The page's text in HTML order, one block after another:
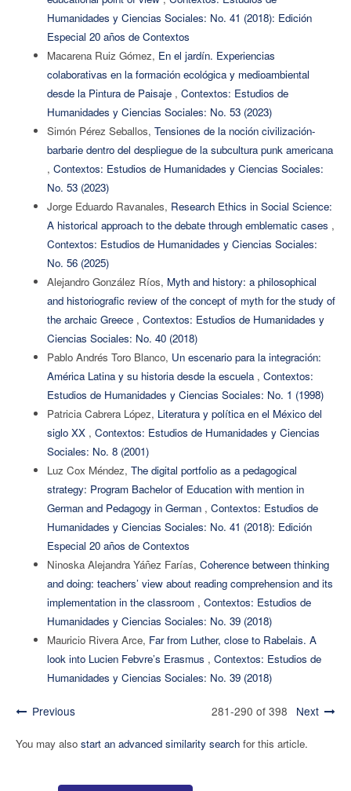
Humanidades y Ciencias Sociales: No. 41 (2018): Edición
Especial 20 años de Contextos
Macarena Ruiz Gómez, En el jardín. Experiencias
colaborativas en la formación ecológica y medioambiental
desde la Pintura de Paisaje , Contextos: Estudios de
Humanidades y Ciencias Sociales: No. 53 (2023)
Simón Pérez Seballos, Tensiones de la noción civilización-
barbarie dentro del despliegue de la subcultura punk americana
, Contextos: Estudios de Humanidades y Ciencias Sociales:
No. 53 (2023)
Jorge Eduardo Ravanales, Research Ethics in Social Science:
A historical approach to the debate through emblematic cases ,
Contextos: Estudios de Humanidades y Ciencias Sociales:
No. 56 (2025)
Alejandro González Ríos, Myth and history: a philosophical
and historiografic review of the concept of myth for the study of
the archaic Greece , Contextos: Estudios de Humanidades y
Ciencias Sociales: No. 40 (2018)
Pablo Andrés Toro Blanco, Un escenario para la integración:
América Latina y su historia desde la escuela , Contextos:
Estudios de Humanidades y Ciencias Sociales: No. 1 (1998)
Patricia Cabrera López, Literatura y política en el México del
siglo XX , Contextos: Estudios de Humanidades y Ciencias
Sociales: No. 8 (2001)
Luz Cox Méndez, The digital portfolio as a pedagogical
strategy: Program Bachelor of Education with mention in
German and Pedagogy in German , Contextos: Estudios de
Humanidades y Ciencias Sociales: No. 41 (2018): Edición
Especial 20 años de Contextos
Ninoska Alejandra Yáñez Farías, Coherence between thinking
and doing: teachers’ view about reading comprehension and its
implementation in the classroom , Contextos: Estudios de
Humanidades y Ciencias Sociales: No. 39 (2018)
Mauricio Rivera Arce, Far from Luther, close to Rabelais. A
look into Lucien Febvre’s Erasmus , Contextos: Estudios de
Humanidades y Ciencias Sociales: No. 39 (2018)
Previous 281-290 of 398 Next
You may also start an advanced similarity searchfor this article.